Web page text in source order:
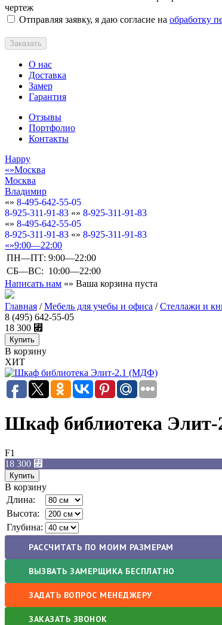
чертеж
Отправляя заявку, я даю согласие на обработку
Заказать
О нас
Доставка
Замер
Гарантия
Отзывы
Портфолио
Контакты
Happy
Москва
Москва
Владимир
8-495-642-55-05
8-925-311-91-83
8-925-311-91-83
8-495-642-55-05
8-925-311-91-83
8-925-311-91-83
9:00—22:00
ПН—ПТ: 9:00—22:00
СБ—ВС: 10:00—22:00
Написать нам
Ваша корзина пуста
Главная /Мебель для учебы и офиса /Стеллажи и
8 (495) 642-55-05
18 300 ⃏
В корзину
ХИТ
Шкаф библиотека
F1
18 300 ⃏
В корзину
Длина:
Высота:
Глубина:
РАССЧИТАТЬ ПО МОИМ РАЗМЕРАМ
ВЫЗВАТЬ ЗАМЕРЩИКА БЕСПЛАТНО
ЗАДАТЬ ВОПРОС МЕНЕДЖЕРУ
ЗАКАЗАТЬ ЗВОНОК